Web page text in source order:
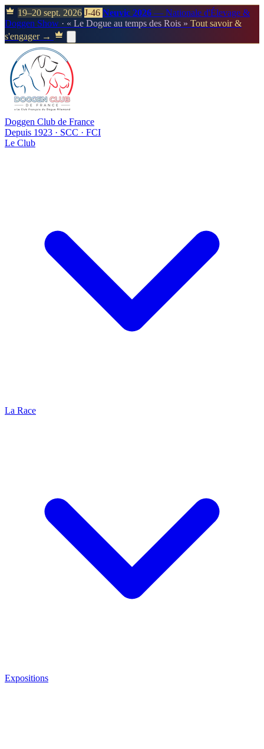
19–20 sept. 2026 J-46 Neuvic 2026 — Nationale d'Élevage &
Doggen Show · « Le Dogue au temps des Rois » Tout savoir &
s'engager →
Doggen Club de France
Depuis 1923 · SCC · FCI
Le Club
La Race
Expositions